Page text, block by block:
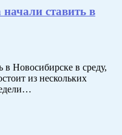
ставить в
в Новосибирске в среду,
из нескольких